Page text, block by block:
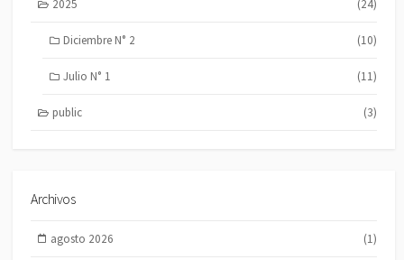
2025 (24)
Diciembre N° 2 (10)
Julio N° 1 (11)
public (3)
Archivos
agosto 2026 (1)